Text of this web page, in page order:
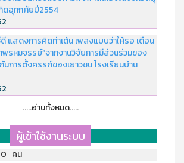
ดอุทกภัยปี2554
แสดงการคิดท่าเต้น เพลงแบบว่าให้รอ เตือน
พรหมจรรย์”จากงานวิจัยการมีส่วนร่วมของ
นการตั้งครรภ์ของเยาวชน โรงเรียนบ้าน
.....อ่านทั้งหมด.....
ผู้เข้าใช้งานระบบ
0 คน